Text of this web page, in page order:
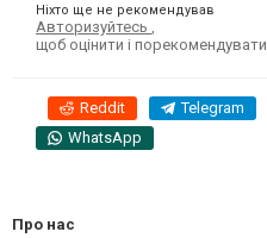
Ніхто ще не рекомендував
Авторизуйтесь
щоб оцінити і порекомендувати
Reddit Telegram
WhatsApp
Про нас